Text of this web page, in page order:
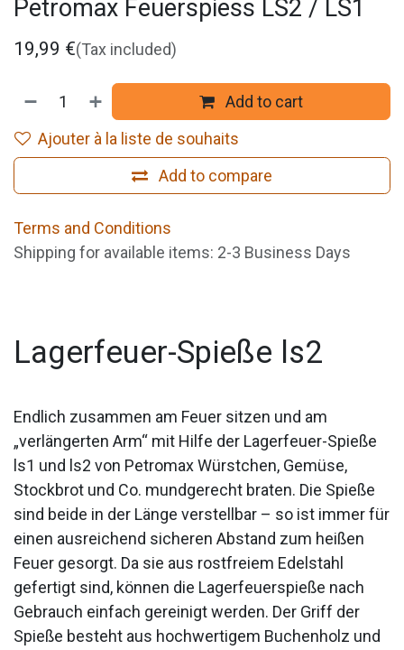
Petromax Feuerspiess LS2 / LS1
19,99 €(Tax included)
Add to cart
Add to compare
Ajouter à la liste de souhaits
Terms and Conditions
Shipping for available items: 2-3 Business Days
Lagerfeuer-Spieße ls2
Endlich zusammen am Feuer sitzen und am
„verlängerten Arm“ mit Hilfe der Lagerfeuer-Spieße
ls1 und ls2 von Petromax Würstchen, Gemüse,
Stockbrot und Co. mundgerecht braten. Die Spieße
sind beide in der Länge verstellbar – so ist immer für
einen ausreichend sicheren Abstand zum heißen
Feuer gesorgt. Da sie aus rostfreiem Edelstahl
gefertigt sind, können die Lagerfeuerspieße nach
Gebrauch einfach gereinigt werden. Der Griff der
Spieße besteht aus hochwertigem Buchenholz und